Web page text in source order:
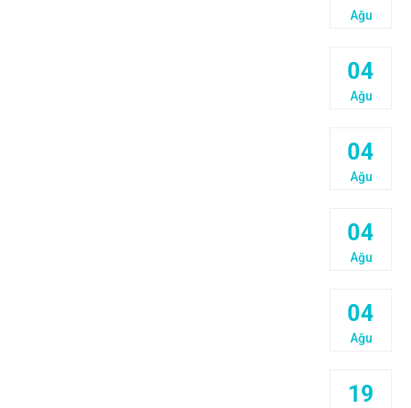
Ağu
04
Ağu
04
Ağu
04
Ağu
04
Ağu
19